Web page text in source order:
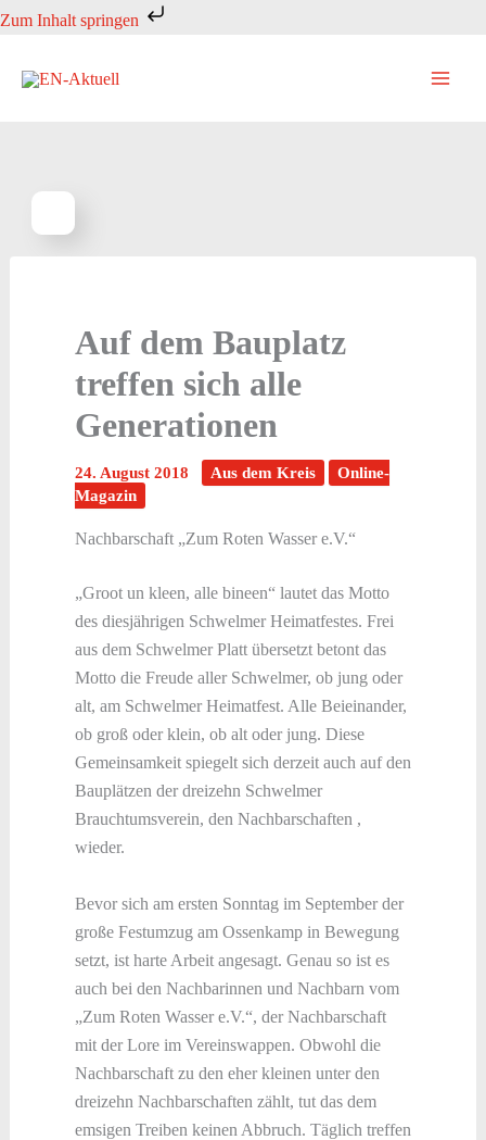
Zum Inhalt springen
Zum
springen
Auf dem Bauplatz
treffen sich alle
Generationen
24. August 2018 Aus dem Kreis
Online-
Magazin
Nachbarschaft „Zum Roten Wasser e.V.“
„Groot un kleen, alle bineen“ lautet das Motto
des diesjährigen Schwelmer Heimatfestes. Frei
aus dem Schwelmer Platt übersetzt betont das
Motto die Freude aller Schwelmer, ob jung oder
alt, am Schwelmer Heimatfest. Alle Beieinander,
ob groß oder klein, ob alt oder jung. Diese
Gemeinsamkeit spiegelt sich derzeit auch auf den
Bauplätzen der dreizehn Schwelmer
Brauchtumsverein, den Nachbarschaften ,
wieder.
Bevor sich am ersten Sonntag im September der
große Festumzug am Ossenkamp in Bewegung
setzt, ist harte Arbeit angesagt. Genau so ist es
auch bei den Nachbarinnen und Nachbarn vom
„Zum Roten Wasser e.V.“, der Nachbarschaft
mit der Lore im Vereinswappen. Obwohl die
Nachbarschaft zu den eher kleinen unter den
dreizehn Nachbarschaften zählt, tut das dem
emsigen Treiben keinen Abbruch. Täglich treffen